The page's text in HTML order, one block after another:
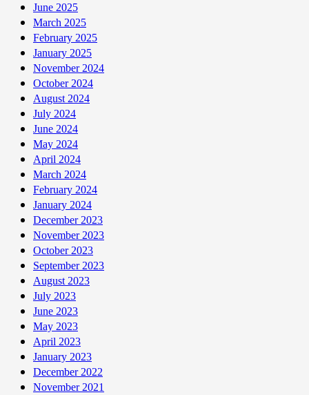
nhà
hàng
cho
thực
đơn
ba
món
cố
định
với
giá
$40
hoặc
$60
June 2025
March 2025
February 2025
January 2025
November 2024
October 2024
August 2024
July 2024
June 2024
May 2024
April 2024
March 2024
February 2024
January 2024
December 2023
November 2023
October 2023
September 2023
August 2023
July 2023
June 2023
May 2023
April 2023
January 2023
December 2022
November 2021